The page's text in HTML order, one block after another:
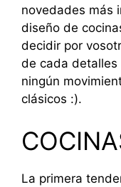
novedades más
diseño de
decidir por
de cada detalles
ningún
clásicos :).
La primera